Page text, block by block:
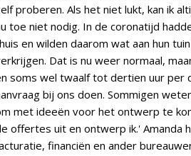
proberen. Als het niet lukt, kan ik
toe niet nodig. In de coronatijd
en wilden daarom wat aan hun
Dat is nu weer normaal,
soms wel twaalf tot dertien uur per
bij ons doen. Sommigen
met ideeën voor het ontwerp te
offertes uit en ontwerp ik.' Amanda
financiën en ander